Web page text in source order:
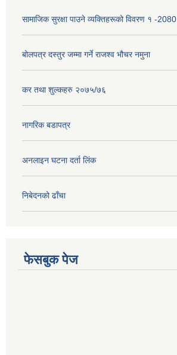
सामाजिक सुरक्षा पाउने व्यक्तिहरूको विवरण १ -2080
बोलपत्र दस्तुर जम्मा गर्ने राजश्व भौचर नमुना
कर तथा शुल्कहरु २०७५/७६
नागरिक बडापत्र
अनलाइन घटना दर्ता लिंक
निबेदनको ढाँचा
फेसबुक पेज